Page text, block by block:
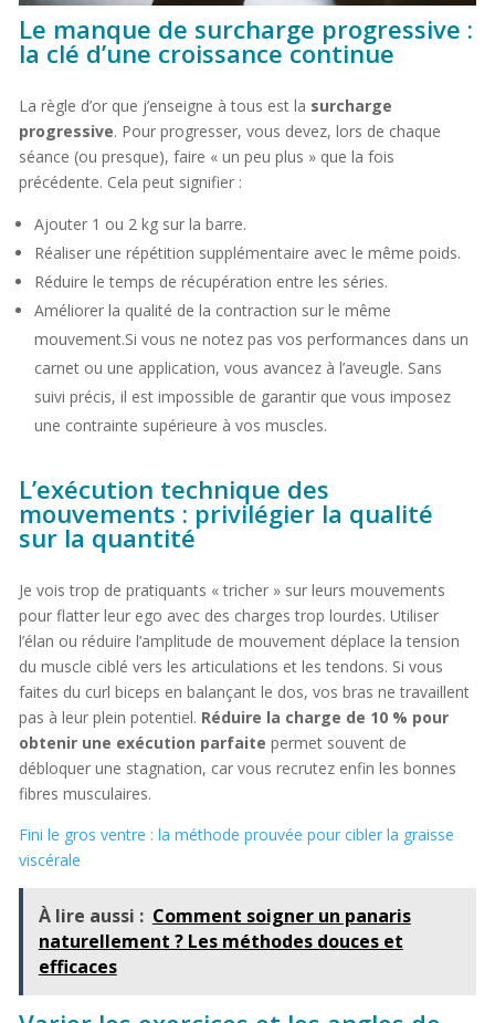
Le manque de surcharge progressive :
la clé d’une croissance continue
La règle d’or que j’enseigne à tous est la surcharge
progressive. Pour progresser, vous devez, lors de chaque
séance (ou presque), faire « un peu plus » que la fois
précédente. Cela peut signifier :
Ajouter 1 ou 2 kg sur la barre.
Réaliser une répétition supplémentaire avec le même poids.
Réduire le temps de récupération entre les séries.
Améliorer la qualité de la contraction sur le même
mouvement.Si vous ne notez pas vos performances dans un
carnet ou une application, vous avancez à l’aveugle. Sans
suivi précis, il est impossible de garantir que vous imposez
une contrainte supérieure à vos muscles.
L’exécution technique des
mouvements : privilégier la qualité
sur la quantité
Je vois trop de pratiquants « tricher » sur leurs mouvements
pour flatter leur ego avec des charges trop lourdes. Utiliser
l’élan ou réduire l’amplitude de mouvement déplace la tension
du muscle ciblé vers les articulations et les tendons. Si vous
faites du curl biceps en balançant le dos, vos bras ne travaillent
pas à leur plein potentiel. Réduire la charge de 10 % pour
obtenir une exécution parfaite permet souvent de
débloquer une stagnation, car vous recrutez enfin les bonnes
fibres musculaires.
Fini le gros ventre : la méthode prouvée pour cibler la graisse
viscérale
À lire aussi : Comment soigner un panaris
naturellement ? Les méthodes douces et
efficaces